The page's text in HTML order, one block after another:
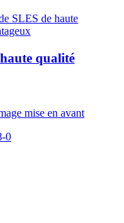
qualité